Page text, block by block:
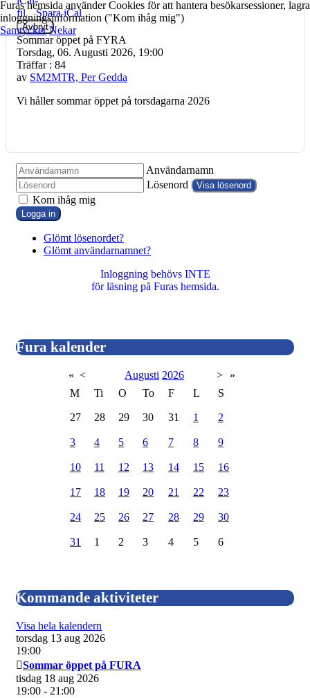
Spara iCal
Avbryt
Sommar öppet på FYRA
Torsdag, 06. Augusti 2026, 19:00
Träffar: 84
av SM2MTR, Per Gedda
Vi håller sommar öppet på torsdagarna 2026
Användarnamn
Lösenord
Visa lösenord
Kom ihåg mig
Logga in
Glömt lösenordet?
Glömt användarnamnet?
Inloggning behövs INTE
för läsning på Furas hemsida.
Fura kalender
« < Augusti 2026 >
»
M
Ti O To F L S
27 28 29 30 31 1 2
3 4 5 6 7 8 9
10 11 12 13 14 15 16
17 18 19 20 21 22 23
24 25 26 27 28 29 30
31 1 2 3 4 5 6
Kommande aktiviteter
Visa hela kalendern
torsdag 13 aug 2026
19:00
Sommar öppet på FURA
tisdag 18 aug 2026
19:00 - 21:00
Furas hemsida använder Cookies för att hantera besökarsessioner, lagra
inloggningsinformation ("Kom ihåg mig")
Samtycker Nekar